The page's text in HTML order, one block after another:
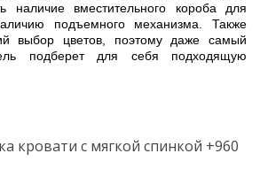
наличие вместительного короба для
подъемного механизма. Также
выбор цветов, поэтому даже самый
подберет для себя подходящую
кровати с мягкой спинкой +960